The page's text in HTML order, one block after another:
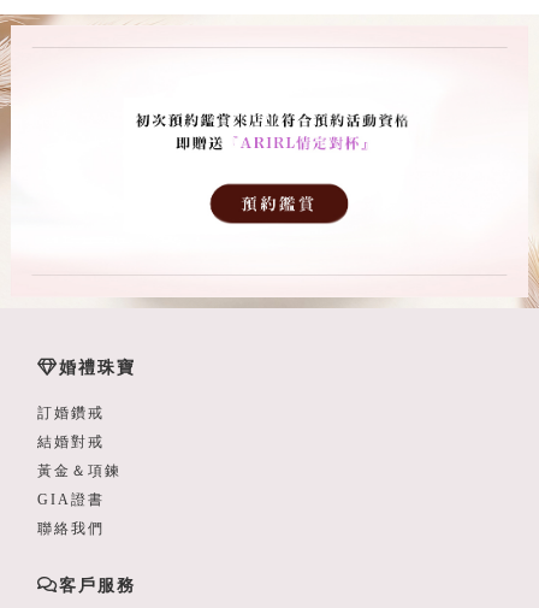
婚禮珠寶
訂婚鑽戒
結婚對戒
黃金＆項鍊
GIA證書
聯絡我們
客戶服務